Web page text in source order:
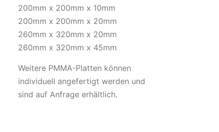
200mm x 200mm x 10mm
200mm x 200mm x 20mm
260mm x 320mm x 20mm
260mm x 320mm x 45mm
Weitere PMMA-Platten können
individuell angefertigt werden und
sind auf Anfrage erhältlich.